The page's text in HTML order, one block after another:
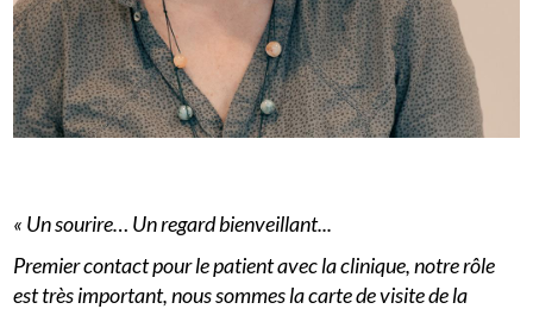
« Un sourire… Un regard bienveillant...
Premier contact pour le patient avec la clinique, notre rôle
est très important, nous sommes la carte de visite de la